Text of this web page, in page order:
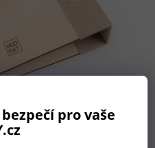
pro vaše